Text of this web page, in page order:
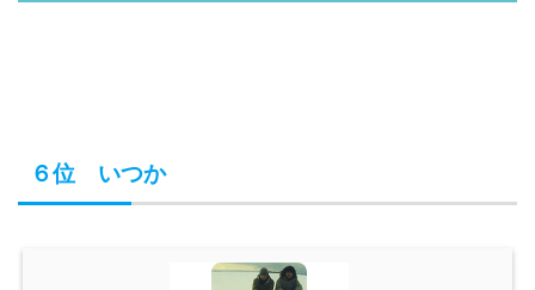
６位 いつか